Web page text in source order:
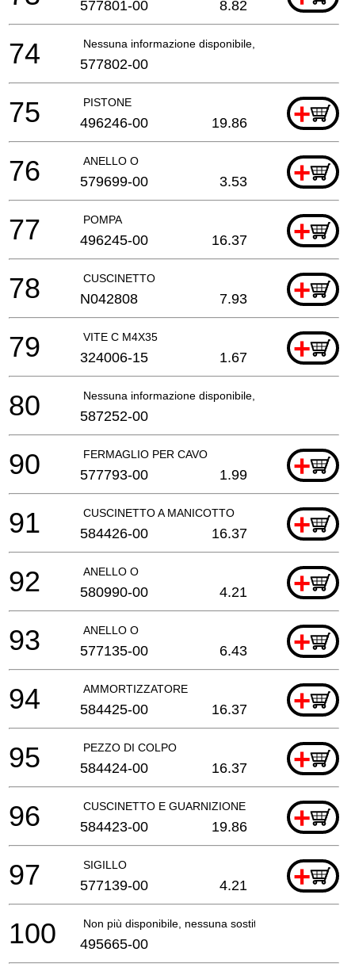
577801-00 8.82
Nessuna informazione disponibile, non ordinabile
74 577802-00
PISTONE +
75 496246-00 19.86
ANELLO O +
76 579699-00 3.53
POMPA +
77 496245-00 16.37
CUSCINETTO +
78 N042808 7.93
VITE C M4X35 +
79 324006-15 1.67
Nessuna informazione disponibile, non ordinabile
80 587252-00
FERMAGLIO PER CAVO +
90 577793-00 1.99
CUSCINETTO A MANICOTTO +
91 584426-00 16.37
ANELLO O +
92 580990-00 4.21
ANELLO O +
93 577135-00 6.43
AMMORTIZZATORE +
94 584425-00 16.37
PEZZO DI COLPO +
95 584424-00 16.37
CUSCINETTO E GUARNIZIONE +
96 584423-00 19.86
SIGILLO +
97 577139-00 4.21
Non più disponibile, nessuna sostituzione
100 495665-00